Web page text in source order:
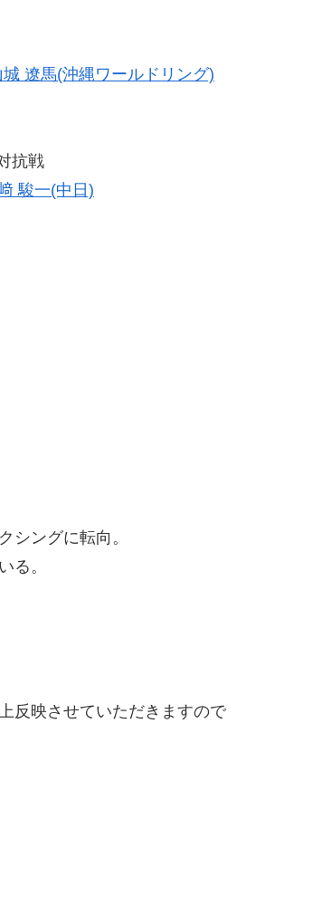
城 遼馬(沖縄ワールドリング)
抗戦
駿一(中日)
シングに転向。
る。
反映させていただきますので